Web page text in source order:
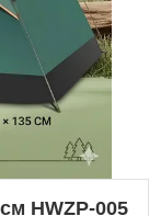
HWZP-005